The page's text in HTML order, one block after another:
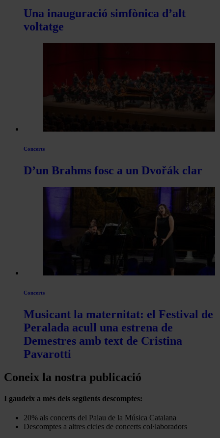
Una inauguració simfònica d’alt
voltatge
Concerts
D’un Brahms fosc a un Dvořák clar
Concerts
Musicant la maternitat: el Festival de
Peralada acull una estrena de
Demestres amb text de Cristina
Pavarotti
Coneix la nostra publicació
I gaudeix a més dels següents descomptes:
20% als concerts del Palau de la Música Catalana
Descomptes a altres cicles de concerts col·laboradors